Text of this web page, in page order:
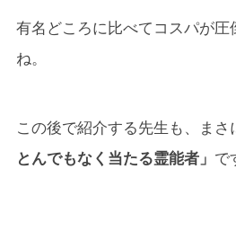
有名どころに比べてコスパが圧
ね。
この後で紹介する先生も、まさ
とんでもなく当たる霊能者」 で